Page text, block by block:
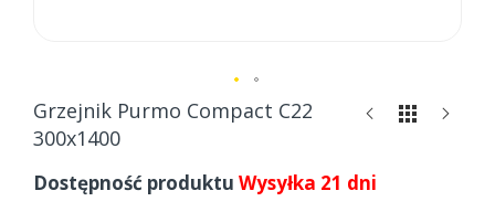
Skip
to
beginning
Grzejnik Purmo Compact C22
300x1400
Dostępność produktu Wysyłka 21 dni